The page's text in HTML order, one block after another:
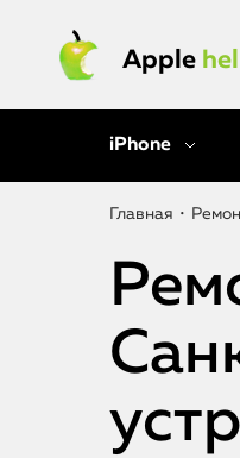
Apple
iPhone
Главная •